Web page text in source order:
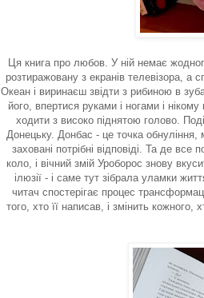
Ця книга про любов. У ній немає
розтиражовану з екранів телевізора,
Океан і виринаєш звідти з рибиною в
його, впертися руками і ногами і
ходити з високо піднятою голово.
Донецьку. Донбас - це точка обнуління,
заховані потрібні відповіді. Та де
коло, і вічний змій Уроборос знову
ілюзії - і саме тут зібрала уламки
читач спостерігає процес
того, хто її написав, і змінить